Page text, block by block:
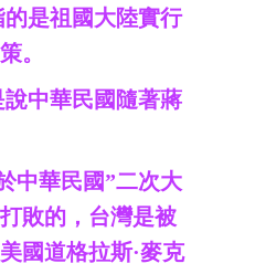
是祖國大陸實行
。
中華民國隨著蔣
中華民國”二次大
敗的，台灣是被
國道格拉斯·麥克